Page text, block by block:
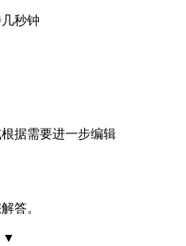
秒钟
据需要进一步编辑
答。
▼